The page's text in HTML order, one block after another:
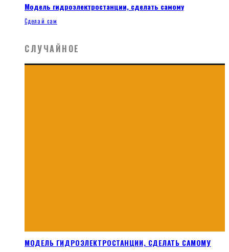
Модель гидроэлектростанции, сделать самому
Сделай сам
СЛУЧАЙНОЕ
МОДЕЛЬ ГИДРОЭЛЕКТРОСТАНЦИИ, СДЕЛАТЬ САМОМУ